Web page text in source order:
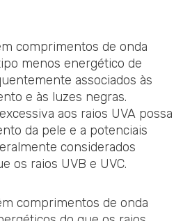
comprimentos de onda
menos energético de
associados às
e às luzes negras.
aos raios UVA possa
da pele e a potenciais
considerados
os raios UVB e UVC.
comprimentos de onda